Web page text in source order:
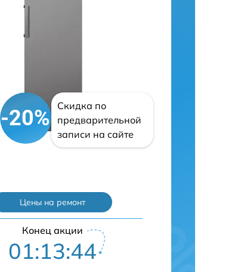
-20%
Скидка по
предварительной
записи на сайте
Цены на ремонт
Конец акции
01:13:43